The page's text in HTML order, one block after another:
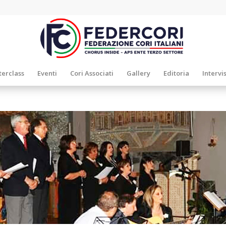
Eventi Cori Associati Gallery Editoria